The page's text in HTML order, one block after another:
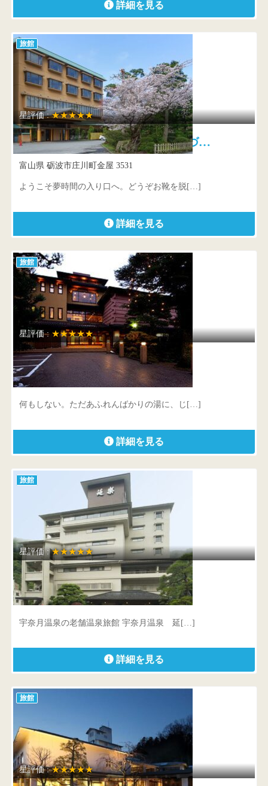
詳細を見る
旅館
星評価 :★★★★★
庄川温泉風流味道座敷 ゆめつづ…
富山県 砺波市庄川町金屋 3531
ようこそ夢時間の入り口へ。どうぞお靴を脱[…]
詳細を見る
旅館
星評価 :★★★★★
鳥越の宿 三楽園
富山県 砺波市庄川町金屋839
何もしない。ただあふれんばかりの湯に、じ[…]
詳細を見る
旅館
星評価 :★★★★★
宇奈月温泉 延楽
富山県 黒部市宇奈月温泉347-1
宇奈月温泉の老舗温泉旅館 宇奈月温泉 延[…]
詳細を見る
旅館
星評価 :★★★★★